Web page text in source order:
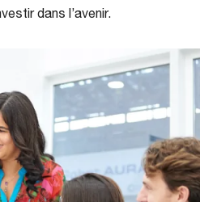
dans l’avenir.